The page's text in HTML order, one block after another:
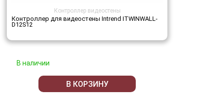
Контроллер видеостены
Контроллер для видеостены Intrend ITWINWALL-
D12S12
В наличии
В КОРЗИНУ